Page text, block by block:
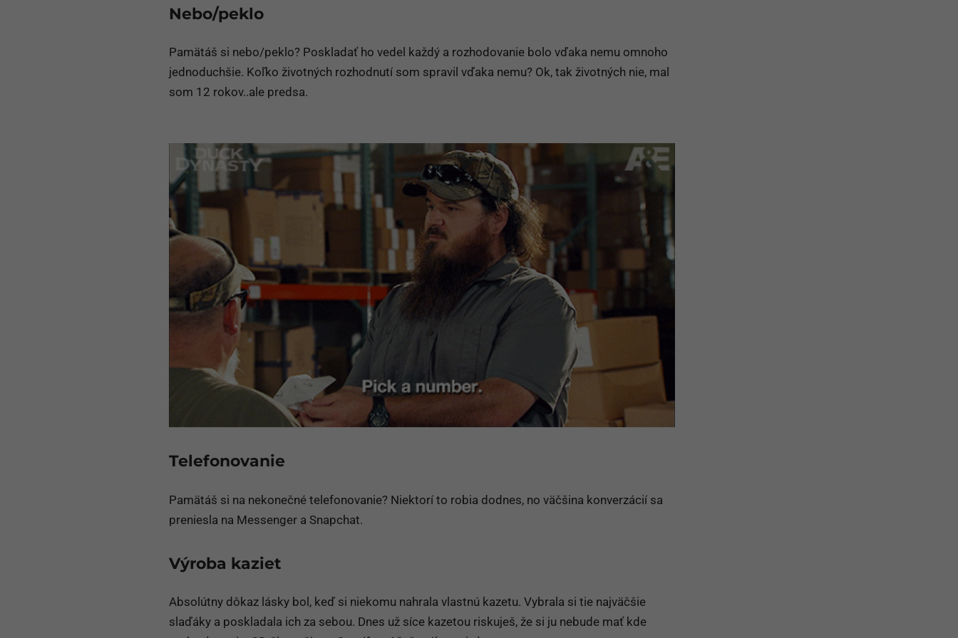
Nebo/peklo
Pamätáš si nebo/peklo? Poskladať ho vedel každý a rozhodovanie bolo vďaka nemu omnoho
jednoduchšie. Koľko životných rozhodnutí som spravil vďaka nemu? Ok, tak životných nie, mal
som 12 rokov..ale predsa.
Telefonovanie
Pamätáš si na nekonečné telefonovanie? Niektorí to robia dodnes, no väčšina konverzácií sa
preniesla na Messenger a Snapchat.
Výroba kaziet
Absolútny dôkaz lásky bol, keď si niekomu nahrala vlastnú kazetu. Vybrala si tie najväčšie
slaďáky a poskladala ich za sebou. Dnes už síce kazetou riskuješ, že si ju nebude mať kde